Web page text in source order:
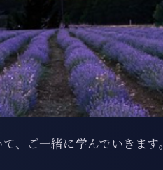
、ご一緒に学んでいきます。